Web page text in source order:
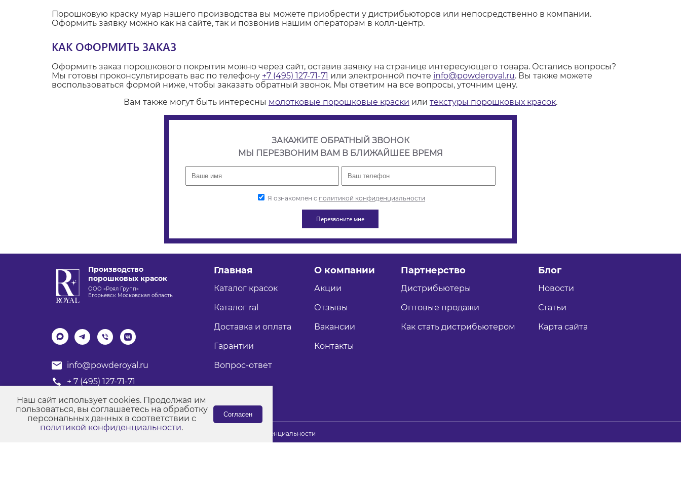
Порошковую краску муар нашего производства вы можете приобрести у дистрибьюторов или непосредственно в компании.
Оформить заявку можно как на сайте, так и позвонив нашим операторам в колл-центр.
КАК ОФОРМИТЬ ЗАКАЗ
Оформить заказ порошкового покрытия можно через сайт, оставив заявку на странице интересующего товара. Остались вопросы?
Мы готовы проконсультировать вас по телефону +7 (495) 127-71-71 или электронной почте info@powderoyal.ru. Вы также можете
воспользоваться формой ниже, чтобы заказать обратный звонок. Мы ответим на все вопросы, уточним цену.
Вам также могут быть интересны молотковые порошковые краски или текстуры порошковых красок.
ЗАКАЖИТЕ ОБРАТНЫЙ ЗВОНОК
МЫ ПЕРЕЗВОНИМ ВАМ В БЛИЖАЙШЕЕ ВРЕМЯ
Я ознакомлен с политикой конфиденциальности
Производство
порошковых красок
ООО «Роял Групп»
Егорьевск Московская область
info@powderoyal.ru
+ 7 (495) 127-71-71
График работы: Пн-Пт
Время работы: с 8:00 до 17:00
Главная
Каталог красок
Каталог ral
Доставка и оплата
Гарантии
Вопрос-ответ
О компании
Акции
Отзывы
Вакансии
Контакты
Партнерство
Дистрибьютеры
Оптовые продажи
Как стать дистрибьютером
Блог
Новости
Статьи
Карта сайта
© Порошковые краски "Роял Групп" 2017-2026 Политика конфиденциальности
Наш сайт использует cookies. Продолжая им
пользоваться, вы соглашаетесь на обработку
персональных данных в соответствии с
политикой конфиденциальности.
Согласен